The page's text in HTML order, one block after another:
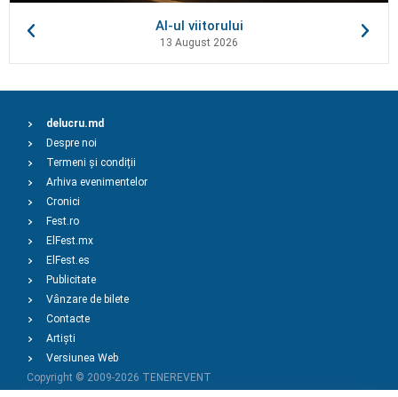
AI-ul viitorului
13 August 2026
delucru.md
Despre noi
Termeni și condiții
Arhiva evenimentelor
Cronici
Fest.ro
ElFest.mx
ElFest.es
Publicitate
Vânzare de bilete
Contacte
Artiști
Versiunea Web
Copyright © 2009-2026 TENEREVENT